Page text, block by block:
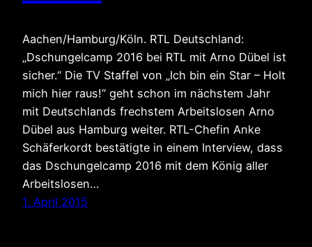
Aachen/Hamburg/Köln. RTL Deutschland:
„Dschungelcamp 2016 bei RTL mit Arno Dübel ist
sicher.“ Die TV Staffel von „Ich bin ein Star – Holt
mich hier raus!“ geht schon im nächstem Jahr
mit Deutschlands frechstem Arbeitslosen Arno
Dübel aus Hamburg weiter. RTL-Chefin Anke
Schäferkordt bestätigte in einem Interview, dass
das Dschungelcamp 2016 mit dem König aller
Arbeitslosen…
1. April 2015